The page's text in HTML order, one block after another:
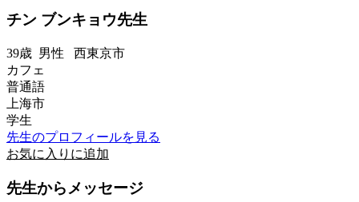
チン ブンキョウ先生
39歳 男性 西東京市
カフェ
普通語
上海市
学生
先生のプロフィールを見る
お気に入りに追加
先生からメッセージ